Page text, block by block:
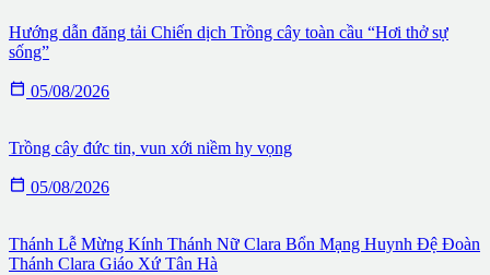
Hướng dẫn đăng tải Chiến dịch Trồng cây toàn cầu “Hơi thở sự
sống”
 05/08/2026
Trồng cây đức tin, vun xới niềm hy vọng
 05/08/2026
Thánh Lễ Mừng Kính Thánh Nữ Clara Bổn Mạng Huynh Đệ Đoàn
Thánh Clara Giáo Xứ Tân Hà